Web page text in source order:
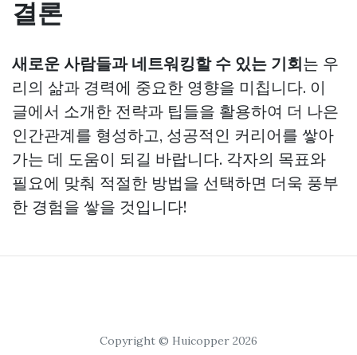
결론
새로운 사람들과 네트워킹할 수 있는 기회는 우
리의 삶과 경력에 중요한 영향을 미칩니다. 이
글에서 소개한 전략과 팁들을 활용하여 더 나은
인간관계를 형성하고, 성공적인 커리어를 쌓아
가는 데 도움이 되길 바랍니다. 각자의 목표와
필요에 맞춰 적절한 방법을 선택하면 더욱 풍부
한 경험을 쌓을 것입니다!
Copyright © Huicopper 2026